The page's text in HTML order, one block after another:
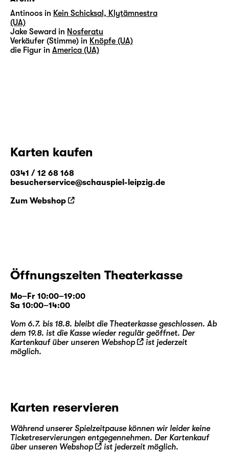
Antinoos in Kein Schicksal, Klytämnestra
(UA)
Jake Seward in Nosferatu
Verkäufer (Stimme) in Knöpfe (UA)
die Figur in America (UA)
Karten kaufen
0341 / 12 68 168
besucherservice@schauspiel-leipzig.de
Zum Webshop
Öffnungszeiten Theaterkasse
Mo–Fr 10:00–19:00
Sa 10:00–14:00
Vom 6.7. bis 18.8. bleibt die Theaterkasse geschlossen. Ab
dem 19.8. ist die Kasse wieder regulär geöffnet. Der
Kartenkauf über unseren Webshop
ist jederzeit
möglich.
Karten reservieren
Während unserer Spielzeitpause können wir leider keine
Ticketreservierungen entgegennehmen. Der Kartenkauf
über unseren Webshop ist jederzeit möglich.